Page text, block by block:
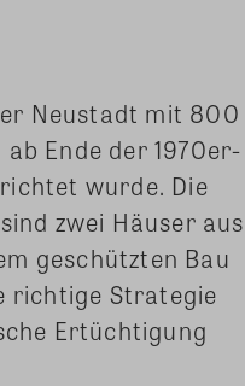
Neustadt mit 800
Ende der 1970er-
wurde. Die
zwei Häuser aus
geschützten Bau
richtige Strategie
Ertüchtigung